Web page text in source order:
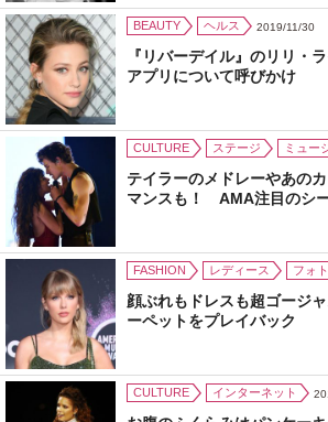
BEAUTY ヘルス 2019/11/30
『リバーデイル』のリリ・
アプリについて呼びかけ
CULTURE ステージ ミュー
テイラーのメドレーやあの
マンスも！ AMA注目のシ
FASHION レディース フォ
顔ぶれもドレスも超ゴージ
ーペットをプレイバック
CULTURE インターネット